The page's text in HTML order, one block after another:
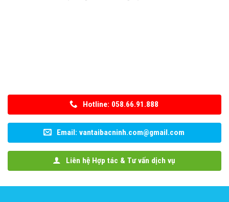
Hotline: 058.66.91.888
Email: vantaibacninh.com@gmail.com
Liên hệ Hợp tác & Tư vấn dịch vụ